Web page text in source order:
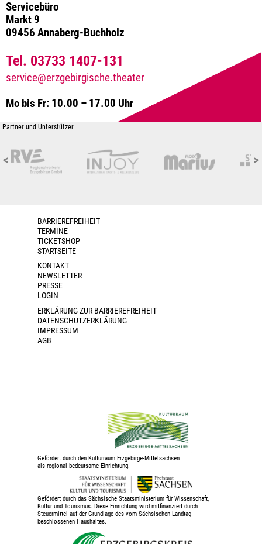
Servicebüro
Markt 9
09456 Annaberg-Buchholz
Tel. 03733 1407-131
service@erzgebirgische.theater
Mo bis Fr: 10.00 – 17.00 Uhr
Partner und Unterstützer
< >
BARRIEREFREIHEIT
TERMINE
TICKETSHOP
STARTSEITE
KONTAKT
NEWSLETTER
PRESSE
LOGIN
ERKLÄRUNG ZUR BARRIEREFREIHEIT
DATENSCHUTZERKLÄRUNG
IMPRESSUM
AGB
Gefördert durch den Kulturraum Erzgebirge-Mittelsachsen
als regional bedeutsame Einrichtung.
Gefördert durch das Sächsische Staatsministerium für Wissenschaft,
Kultur und Tourismus. Diese Einrichtung wird mitfinanziert durch
Steuermittel auf der Grundlage des vom Sächsischen Landtag
beschlossenen Haushaltes.